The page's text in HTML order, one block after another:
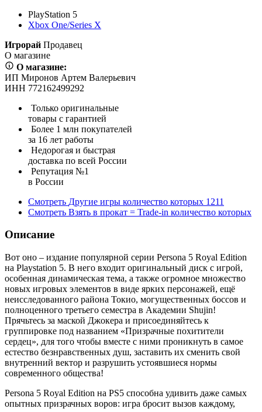
PlayStation 5
Xbox One/Series X
Игрорай Продавец
О магазине
О магазине:
ИП Миронов Артем Валерьевич
ИНН 772162499292
Только оригинальные
товары с гарантией
Более 1 млн покупателей
за 16 лет работы
Недорогая и быстрая
доставка по всей России
Репутация №1
в России
Смотреть Другие игры количество которых 1211
Смотреть Взять в прокат = Trade-in количество которых
Описание
Вот оно – издание популярной серии Persona 5 Royal Edition
на Playstation 5. В него входит оригинальный диск с игрой,
особенная динамическая тема, а также огромное множество
новых игровых элементов в виде ярких персонажей, ещё
неисследованного района Токио, могущественных боссов и
полноценного третьего семестра в Академии Shujin!
Прячьтесь за маской Джокера и присоединяйтесь к
группировке под названием «Призрачные похитители
сердец», для того чтобы вместе с ними проникнуть в самое
естество безнравственных душ, заставить их сменить свой
внутренний вектор и разрушить устоявшиеся нормы
современного общества!
Persona 5 Royal Edition на PS5 способна удивить даже самых
опытных призрачных воров: игра бросит вызов каждому,